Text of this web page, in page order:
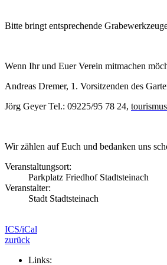
Bitte bringt entsprechende
Wenn Ihr und Euer Verein mitmachen
Andreas Dremer, 1. Vorsitzenden des
Jörg Geyer Tel.: 09225/95 78 24,
Wir zählen auf Euch und bedanken uns
Veranstaltungsort:
Parkplatz Friedhof Stadtsteinach
Veranstalter:
Stadt Stadtsteinach
ICS/iCal
zurück
Links: